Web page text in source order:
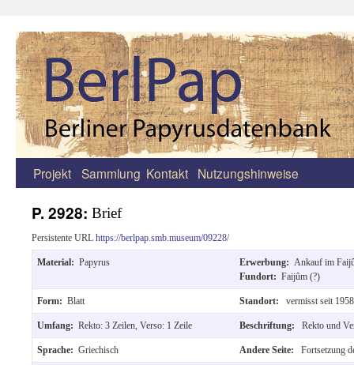
Zum
springen
Projekt Sammlung Kontakt Nutzungshinweise
P. 2928: Brief
Persistente URL https://berlpap.smb.museum/09228/
Material: Papyrus Erwerbung: Ankauf im
Fundort: Faijûm (?)
Form: Blatt Standort: vermisst seit
Umfang: Rekto: 3 Zeilen, Verso: 1 Zeile Beschriftung: Rekto und
Sprache: Griechisch Andere Seite: Fortsetzung